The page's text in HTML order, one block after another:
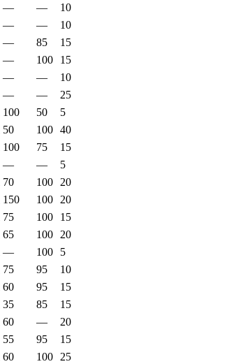
— —
10
— —
10
— 85
15
— 100
15
— —
10
— —
25
100 50
5
50 100 40
100 75
15
— —
5
70 100
20
150 100
20
75 100
15
65 100
20
— 100
5
75 95
10
60 95
15
35 85
15
60 —
20
55 95
15
60 100
25